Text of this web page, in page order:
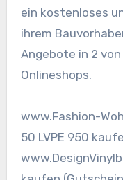
ein kostenloses
ihrem
Angebote in 2
Onlineshops.
www.Fashion-
50 LVPE 950